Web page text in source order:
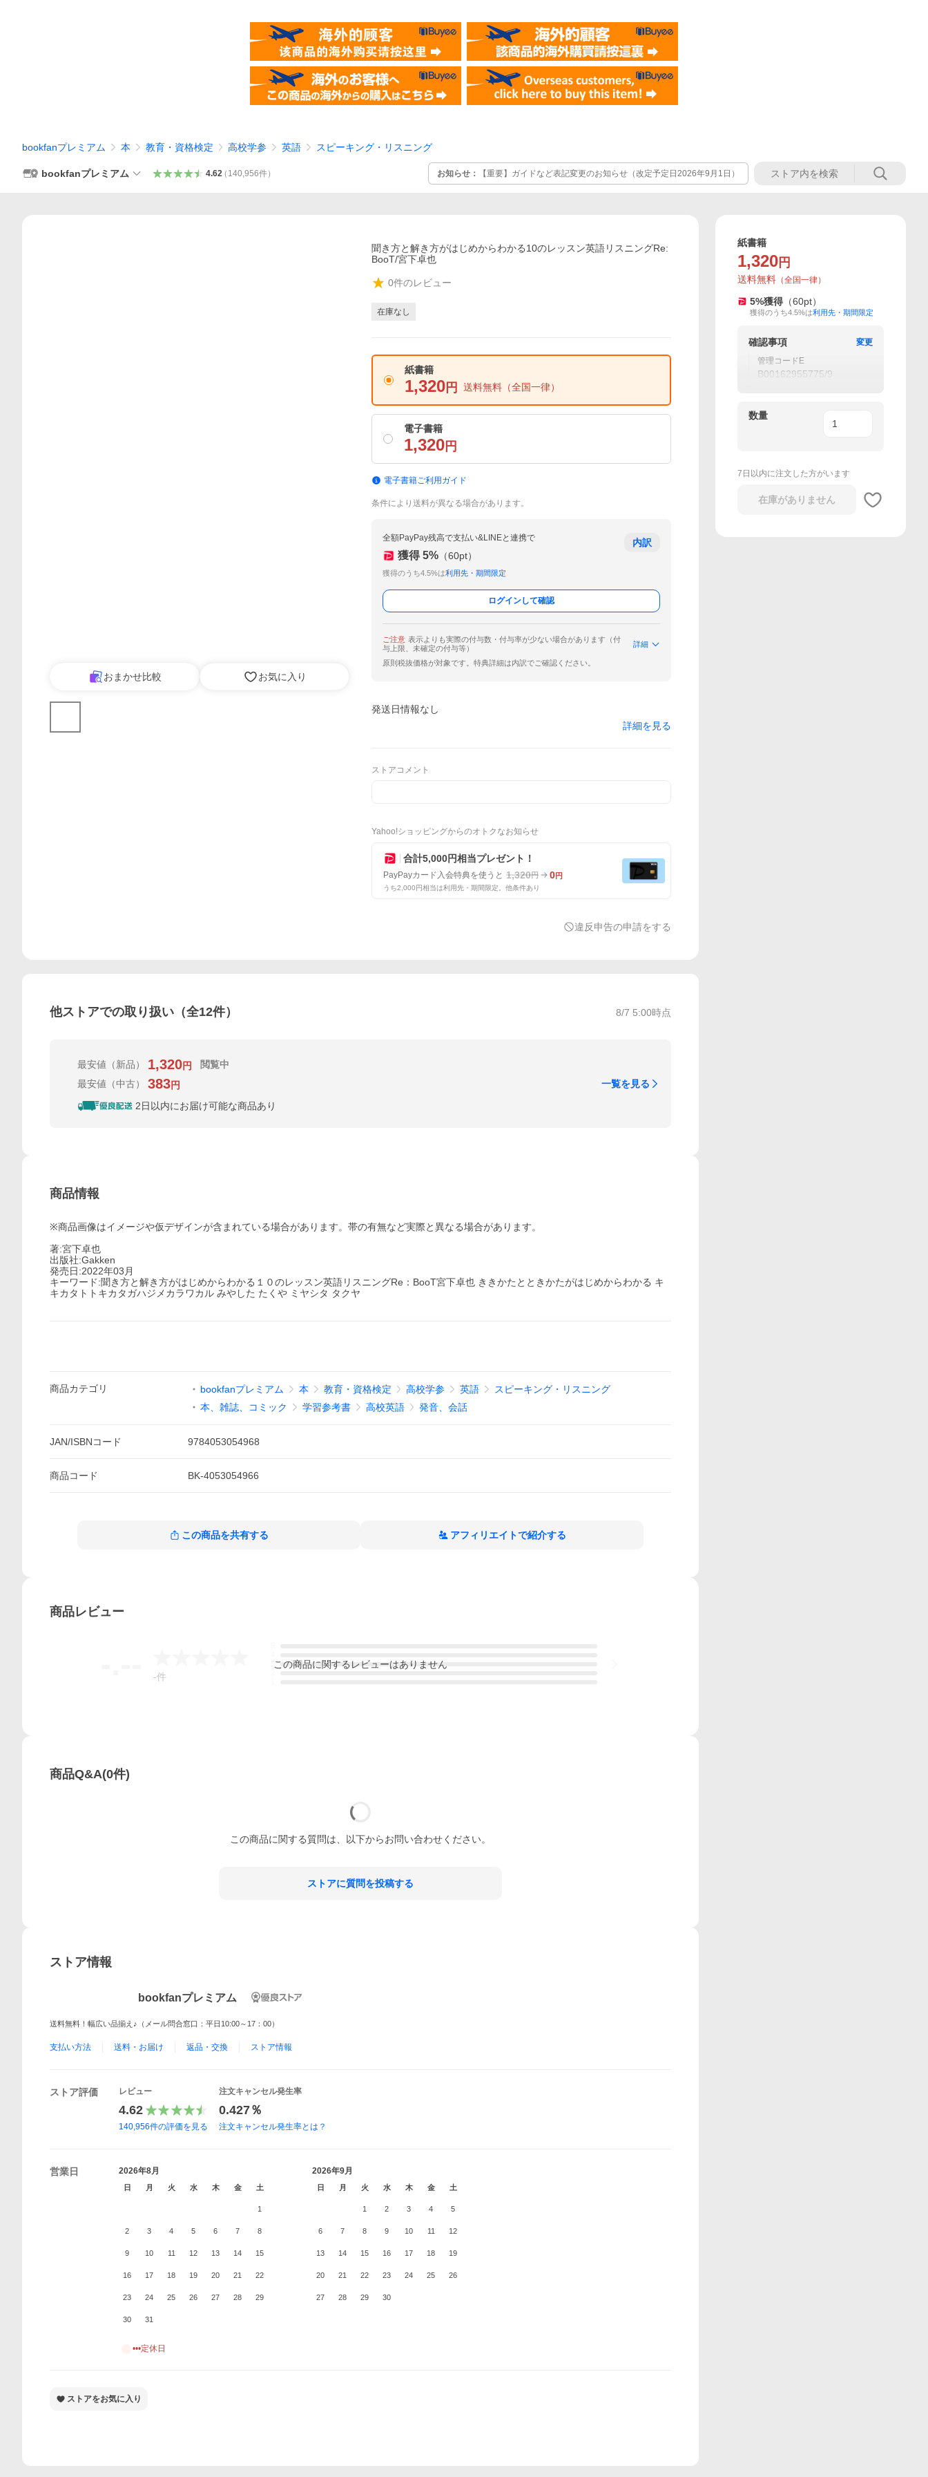
bookfanプレミアム 本 教育・資格検定 高校学参 英語 スピーキング・リスニング
bookfanプレミアム 4.62（ 140,956件） お知らせ： 【重要】ガイドなど表記変更のお知らせ（改定予定日2026年9月1日）
おまかせ比較 お気に入り
聞き方と解き方がはじめからわかる10のレッスン英語リスニングRe:
BooT/宮下卓也
0件のレビュー
在庫なし
紙書籍
1,320 円 送料無料 （全国一律）
電子書籍
1,320 円
電子書籍ご利用ガイド
条件により送料が異なる場合があります。
全額PayPay残高で支払い&LINEと連携で
獲得 5% （60pt）
獲得のうち4.5%は利用先・期間限定
内訳
ログインして確認
ご注意 表示よりも実際の付与数・付与率が少ない場合があります（付
与上限、未確定の付与等）
詳細
原則税抜価格が対象です。特典詳細は内訳でご確認ください。
発送日情報なし
詳細を見る
ストアコメント
Yahoo!ショッピングからのオトクなお知らせ
合計5,000円相当プレゼント！
PayPayカード入会特典を使うと 1,320円 0円
うち2,000円相当は利用先・期間限定。他条件あり
違反申告の申請をする
他ストアでの取り扱い（全12件） 8/7 5:00時点
最安値 （新品） 1,320円
閲覧中
最安値 （中古） 383円
2日以内にお届け可能な商品あり
一覧を見る
商品情報
※商品画像はイメージや仮デザインが含まれている場合があります。帯の有無など実際と異なる場合があります。
著:宮下卓也
出版社:Gakken
発売日:2022年03月
キーワード:聞き方と解き方がはじめからわかる１０のレッスン英語リスニングRe：BooT宮下卓也 ききかたとときかたがはじめからわかる キ
キカタトトキカタガハジメカラワカル みやした たくや ミヤシタ タクヤ
商品カテゴリ bookfanプレミアム 本 教育・資格検定 高校学参 英語
スピーキング・リスニング
本、雑誌、コミック
学習参考書 高校英語 発音、会話
JAN/ISBNコード 9784053054968
商品コード BK-4053054966
この商品を共有する アフィリエイトで紹介する
商品レビュー
-件
この商品に関するレビューはありません
商品Q&A(0件)
この商品に関する質問は、以下からお問い合わせください。
ストアに質問を投稿する
ストア情報
bookfanプレミアム
送料無料！幅広い品揃え♪（メール問合窓口：平日10:00～17：00）
支払い方法 送料・お届け 返品・交換 ストア情報
ストア評価 レビュー
4.62
140,956件の評価を見る
注文キャンセル発生率
0.427％
注文キャンセル発生率とは？
営業日 2026年8月
日 月 火 水 木 金 土
1
2 3 4 5 6 7 8
9 10 11 12 13 14 15
16 17 18 19 20 21 22
23 24 25 26 27 28 29
30 31
2026年9月
日 月 火 水 木 金 土
1 2 3 4 5
6 7 8 9 10 11 12
13 14 15 16 17 18 19
20 21 22 23 24 25 26
27 28 29 30
•••定休日
ストアをお気に入り
紙書籍
1,320 円
送料無料 （全国一律）
5%獲得 （60pt）
獲得のうち4.5%は利用先・期間限定
確認事項
変更
管理コードE
B00162955775/9
数量
7日以内に注文した方がいます
在庫がありません